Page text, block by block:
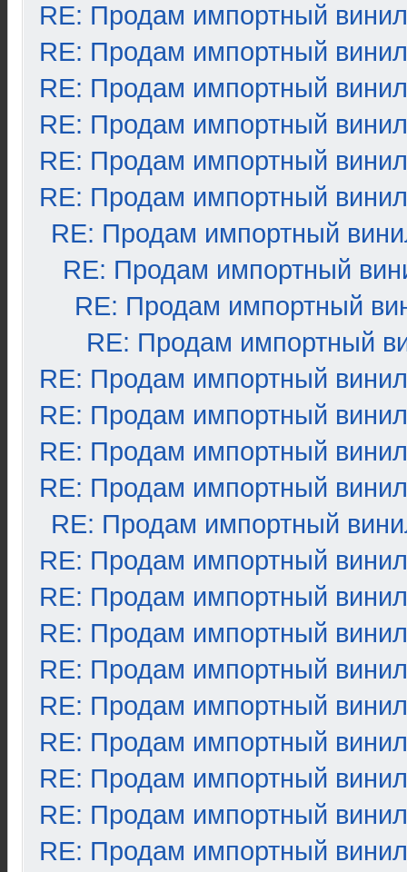
RE: Продам импортный винил
RE: Продам импортный винил
RE: Продам импортный винил
RE: Продам импортный винил
RE: Продам импортный винил
RE: Продам импортный винил
RE: Продам импортный
RE: Продам импортный
RE: Продам импортный
RE: Продам импортный
RE: Продам импортный винил
RE: Продам импортный винил
RE: Продам импортный винил
RE: Продам импортный винил
RE: Продам импортный
RE: Продам импортный винил
RE: Продам импортный винил
RE: Продам импортный винил
RE: Продам импортный винил
RE: Продам импортный винил
RE: Продам импортный винил
RE: Продам импортный винил
RE: Продам импортный винил
RE: Продам импортный винил